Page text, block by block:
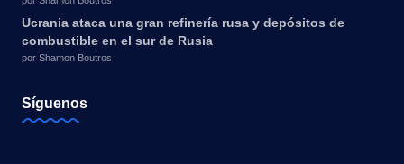
Ucrania ataca una gran refinería rusa y depósitos de
combustible en el sur de Rusia
por Shamon Boutros
Síguenos